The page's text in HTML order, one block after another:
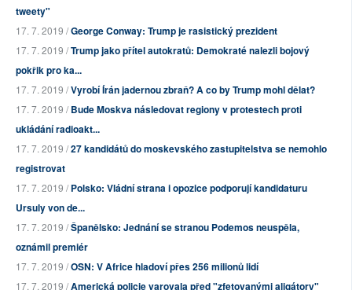
tweety"
17. 7. 2019 /George Conway: Trump je rasistický prezident
17. 7. 2019 /Trump jako přítel autokratů: Demokraté nalezli bojový
pokřik pro ka...
17. 7. 2019 /Vyrobí Írán jadernou zbraň? A co by Trump mohl dělat?
17. 7. 2019 /Bude Moskva následovat regiony v protestech proti
ukládání radioakt...
17. 7. 2019 /27 kandidátů do moskevského zastupitelstva se nemohlo
registrovat
17. 7. 2019 /Polsko: Vládní strana i opozice podporují kandidaturu
Ursuly von de...
17. 7. 2019 /Španělsko: Jednání se stranou Podemos neuspěla,
oznámil premiér
17. 7. 2019 /OSN: V Africe hladoví přes 256 milionů lidí
17. 7. 2019 /Americká policie varovala před "zfetovanými aligátory"